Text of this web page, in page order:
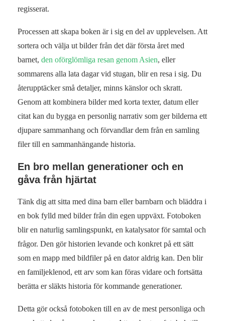
regisserat.
Processen att skapa boken är i sig en del av upplevelsen. Att
sortera och välja ut bilder från det där första året med
barnet, den oförglömliga resan genom Asien, eller
sommarens alla lata dagar vid stugan, blir en resa i sig. Du
återupptäcker små detaljer, minns känslor och skratt.
Genom att kombinera bilder med korta texter, datum eller
citat kan du bygga en personlig narrativ som ger bilderna ett
djupare sammanhang och förvandlar dem från en samling
filer till en sammanhängande historia.
En bro mellan generationer och en
gåva från hjärtat
Tänk dig att sitta med dina barn eller barnbarn och bläddra i
en bok fylld med bilder från din egen uppväxt. Fotoboken
blir en naturlig samlingspunkt, en katalysator för samtal och
frågor. Den gör historien levande och konkret på ett sätt
som en mapp med bildfiler på en dator aldrig kan. Den blir
en familjeklenod, ett arv som kan föras vidare och fortsätta
berätta er släkts historia för kommande generationer.
Detta gör också fotoboken till en av de mest personliga och